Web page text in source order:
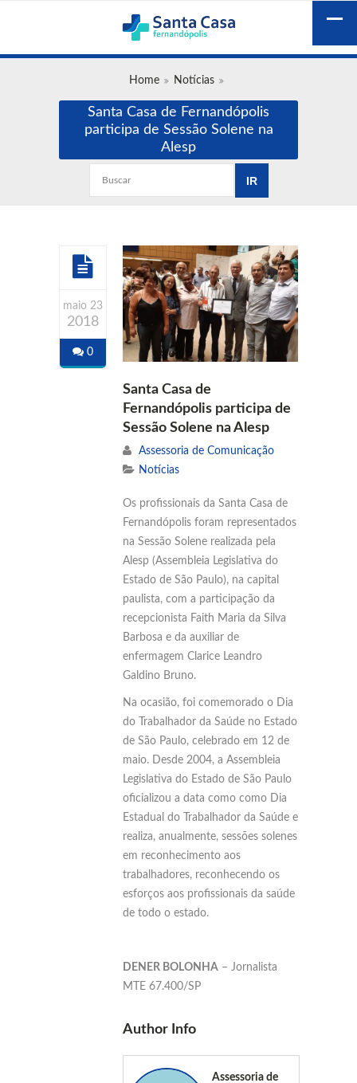
Home Notícias
Santa Casa de Fernandópolis
participa de Sessão Solene na
Alesp
maio 23
2018
0
Santa Casa de
Fernandópolis participa de
Sessão Solene na Alesp
Assessoria de Comunicação
Notícias
Os profissionais da Santa Casa de
Fernandópolis foram representados
na Sessão Solene realizada pela
Alesp (Assembleia Legislativa do
Estado de São Paulo), na capital
paulista, com a participação da
recepcionista Faith Maria da Silva
Barbosa e da auxiliar de
enfermagem Clarice Leandro
Galdino Bruno.
Na ocasião, foi comemorado o Dia
do Trabalhador da Saúde no Estado
de São Paulo, celebrado em 12 de
maio. Desde 2004, a Assembleia
Legislativa do Estado de São Paulo
oficializou a data como como Dia
Estadual do Trabalhador da Saúde e
realiza, anualmente, sessões solenes
em reconhecimento aos
trabalhadores, reconhecendo os
esforços aos profissionais da saúde
de todo o estado.
DENER BOLONHA – Jornalista
MTE 67.400/SP
Author Info
Assessoria de